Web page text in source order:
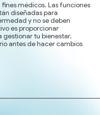
médicos. Las funciones
diseñadas para
y no se deben
es proporcionar
tu bienestar.
antes de hacer cambios